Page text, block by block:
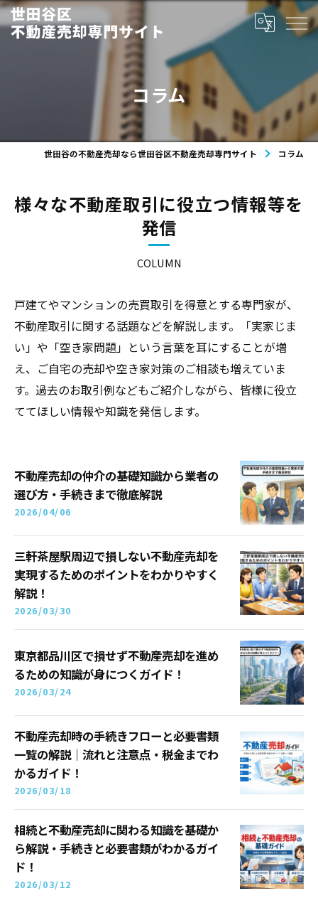
コラム
世田谷の不動産売却なら世田谷区不動産売却専門サイト コラム
様々な不動産取引に役立つ情報等を
発信
COLUMN
戸建てやマンションの売買取引を得意とする専門家が、
不動産取引に関する話題などを解説します。「実家じま
い」や「空き家問題」という言葉を耳にすることが増
え、ご自宅の売却や空き家対策のご相談も増えていま
す。過去のお取引例などもご紹介しながら、皆様に役立
ててほしい情報や知識を発信します。
不動産売却の仲介の基礎知識から業者の
選び方・手続きまで徹底解説
2026/04/06
三軒茶屋駅周辺で損しない不動産売却を
実現するためのポイントをわかりやすく
解説！
2026/03/30
東京都品川区で損せず不動産売却を進め
るための知識が身につくガイド！
2026/03/24
不動産売却時の手続きフローと必要書類
一覧の解説｜流れと注意点・税金までわ
かるガイド！
2026/03/18
相続と不動産売却に関わる知識を基礎か
ら解説・手続きと必要書類がわかるガイ
ド！
2026/03/12